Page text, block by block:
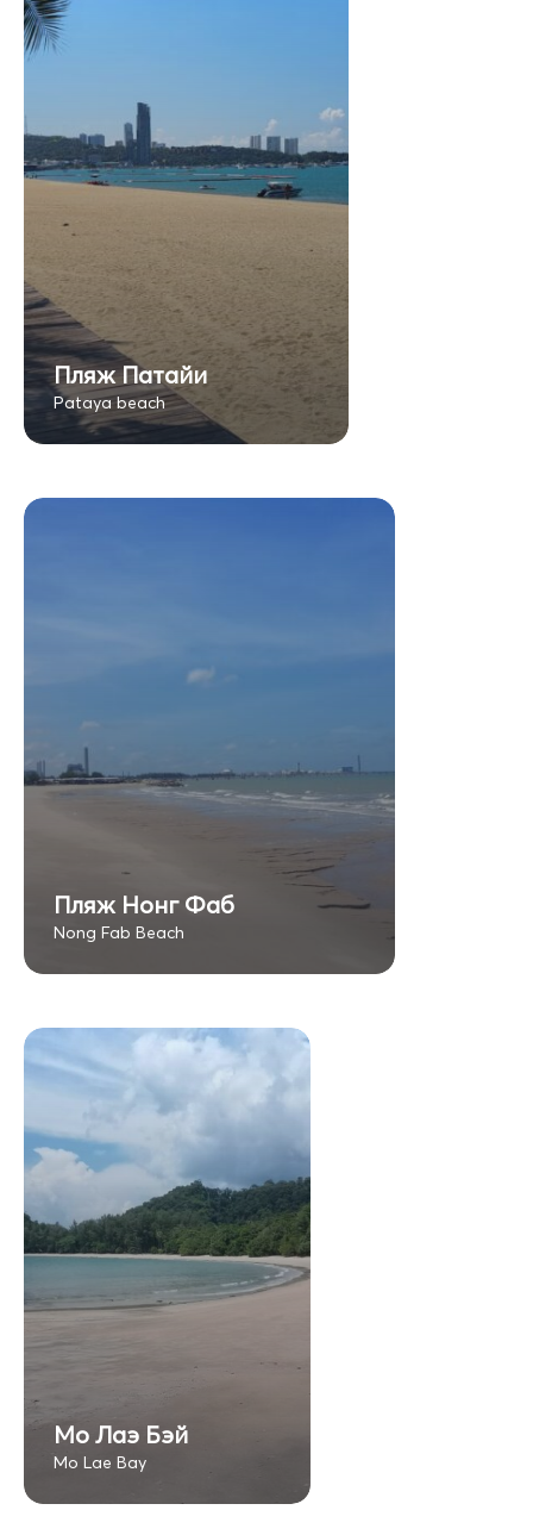
Пляж Патайи
Pataya beach
Пляж Нонг Фаб
Nong Fab Beach
Мо Лаэ Бэй
Mo Lae Bay